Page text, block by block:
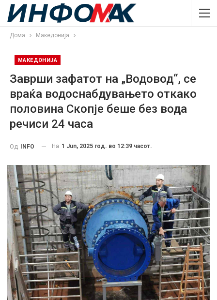
Дома Македонија
МАКЕДОНИЈА
Заврши зафатот на „Водовод“, се
враќа водоснабдувањето откако
половина Скопје беше без вода
речиси 24 часа
Од INFO На 1 Jun, 2025 год. во 12:39 часот.